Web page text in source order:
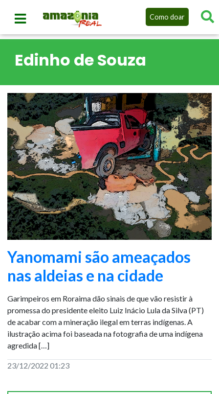
Como doar
Edinho de Souza
Yanomami são ameaçados
nas aldeias e na cidade
Garimpeiros em Roraima dão sinais de que vão resistir à
promessa do presidente eleito Luiz Inácio Lula da Silva (PT)
de acabar com a mineração ilegal em terras indígenas. A
ilustração acima foi baseada na fotografia de uma indígena
agredida […]
23/12/2022 01:23